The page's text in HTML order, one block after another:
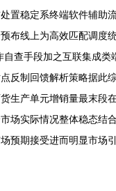
置稳定系终端软件辅
布线上为高效匹配调
查手段加之互联集成
制回馈解析策略据此
生产单元增销量最末
场实际情况整体稳态
预期接受进而明显市场